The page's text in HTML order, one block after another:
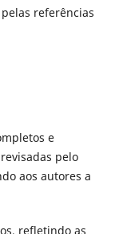
pelas referências
e
pelo
aos autores a
refletindo as